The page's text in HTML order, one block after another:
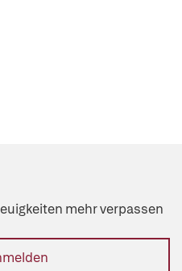
mehr verpassen